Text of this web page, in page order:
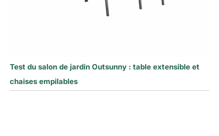
Test du salon de jardin Outsunny : table extensible et
chaises empilables